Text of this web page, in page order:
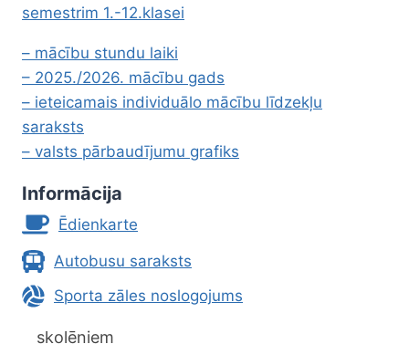
semestrim 1.-12.klasei
– mācību stundu laiki
– 2025./2026. mācību gads
– ieteicamais individuālo mācību līdzekļu
saraksts
– valsts pārbaudījumu grafiks
Informācija
Ēdienkarte
Autobusu saraksts
Sporta zāles noslogojums
skolēniem